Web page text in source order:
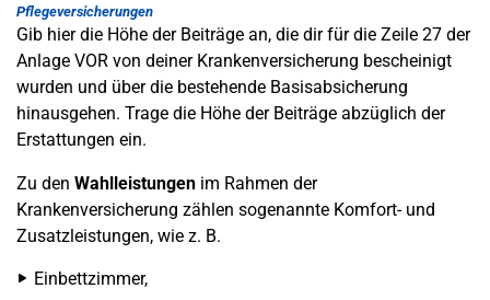
Pflegeversicherungen
Gib hier die Höhe der Beiträge an, die dir für die Zeile 27 der
Anlage VOR von deiner Krankenversicherung bescheinigt
wurden und über die bestehende Basisabsicherung
hinausgehen. Trage die Höhe der Beiträge abzüglich der
Erstattungen ein.
Zu den Wahlleistungen im Rahmen der
Krankenversicherung zählen sogenannte Komfort- und
Zusatzleistungen, wie z. B.
Einbettzimmer,